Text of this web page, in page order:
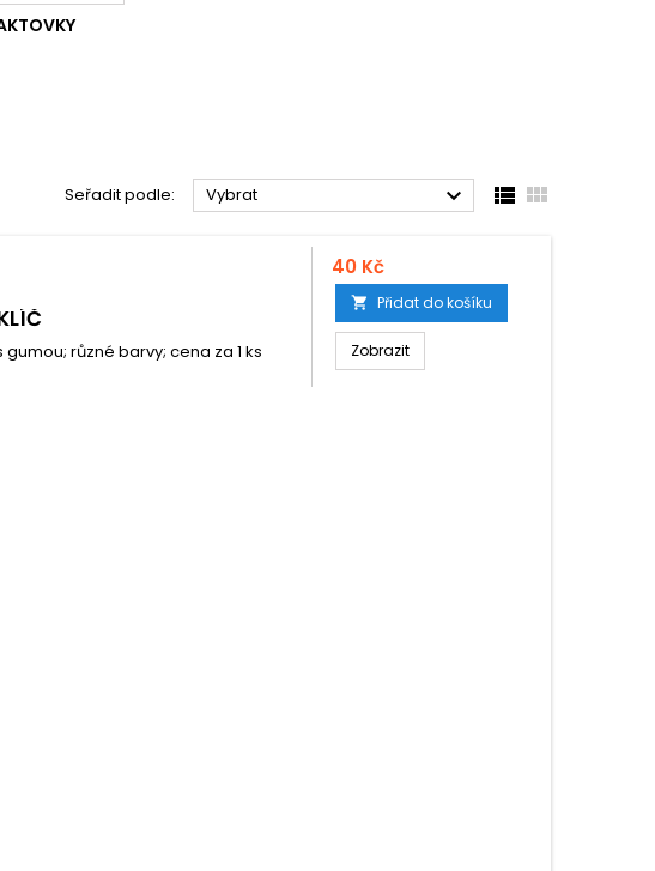
Seřadit podle: Vybrat   
různé barvy; cena za 1 ks
40 Kč
 Přidat do košíku
Zobrazit